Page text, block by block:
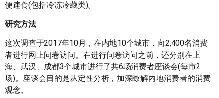
便速食(包括冷冻冷藏类)。
研究方法
这次调查于2017年10月，在内地10个城市，向2,400名消费
者进行网上问卷访问。在进行问卷访问之前，还分别在上
海、武汉、成都3个城市进行了共6场消费者座谈会(每市2
场)。座谈会目的是从定性分析，加深瞭解内地消费者的消费
观念。